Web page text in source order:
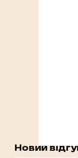
Новий